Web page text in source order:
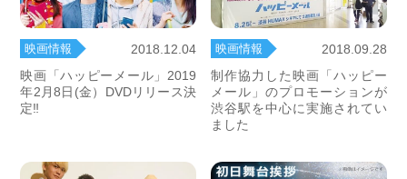
映画情報
2018.12.04
映画「ハッピーメール」2019
年2月8日(金）DVDリリース決
定‼
映画情報
2018.09.28
制作協力した映画「ハッピー
メール」のプロモーションが
渋谷駅を中心に実施されてい
ました